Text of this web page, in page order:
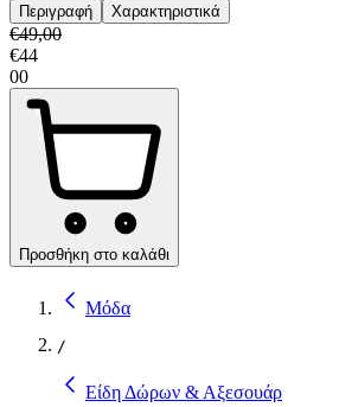
Περιγραφή Χαρακτηριστικά
€49,00
€44
00
Προσθήκη στο καλάθι
Μόδα
/
Είδη Δώρων & Αξεσουάρ